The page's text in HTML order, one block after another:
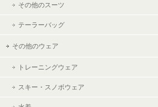
その他のスーツ
テーラーバッグ
その他のウェア
トレーニングウェア
スキー・スノボウェア